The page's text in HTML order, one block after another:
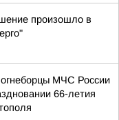
произошло в
МЧС России
66-летия